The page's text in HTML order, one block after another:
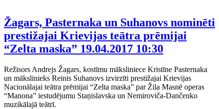
Žagars, Pasternaka un Suhanovs nominēti
prestižajai Krievijas teātra prēmijai
“Zelta maska” 19.04.2017 10:30
Režisors Andrejs Žagars, kostīmu māksliniece Kristīne Pasternaka
un mākslinieks Reinis Suhanovs izvirzīti prestižajai Krievijas
Nacionālajai teātra prēmijai “Zelta maska” par Žila Masnē operas
“Manona” iestudējumu Staņislavska un Nemiroviča‑Dančenko
muzikālajā teātrī.